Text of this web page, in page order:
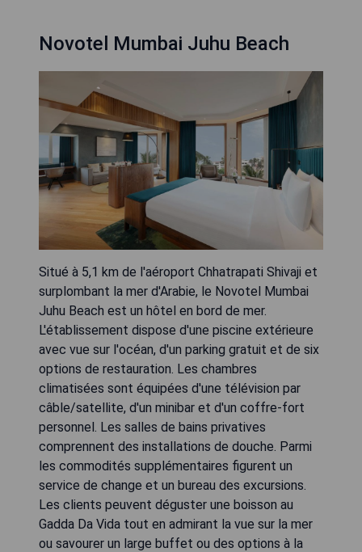
Novotel Mumbai Juhu Beach
Situé à 5,1 km de l'aéroport Chhatrapati Shivaji et
surplombant la mer d'Arabie, le Novotel Mumbai
Juhu Beach est un hôtel en bord de mer.
L'établissement dispose d'une piscine extérieure
avec vue sur l'océan, d'un parking gratuit et de six
options de restauration. Les chambres
climatisées sont équipées d'une télévision par
câble/satellite, d'un minibar et d'un coffre-fort
personnel. Les salles de bains privatives
comprennent des installations de douche. Parmi
les commodités supplémentaires figurent un
service de change et un bureau des excursions.
Les clients peuvent déguster une boisson au
Gadda Da Vida tout en admirant la vue sur la mer
ou savourer un large buffet ou des options à la